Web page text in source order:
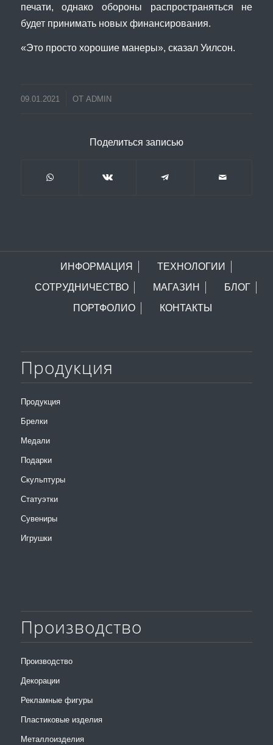
печати, однако обороны распространяться не
будет принимать новых финансирования.
«Это просто хорошие манеры», сказал Уилсон.
09.01.2021 ОТ ADMIN
Поделиться записью
ИНФОРМАЦИЯ
ТЕХНОЛОГИИ
СОТРУДНИЧЕСТВО
МАГАЗИН
БЛОГ
ПОРТФОЛИО
КОНТАКТЫ
Продукция
Продукция
Брелки
Медали
Подарки
Скульптуры
Статуэтки
Сувениры
Игрушки
Производство
Производство
Декорации
Рекламные фигуры
Пластиковые изделия
Металлоизделия